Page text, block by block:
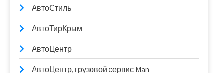
АвтоСтиль
АвтоТирКрым
АвтоЦентр
АвтоЦентр, грузовой сервис Man